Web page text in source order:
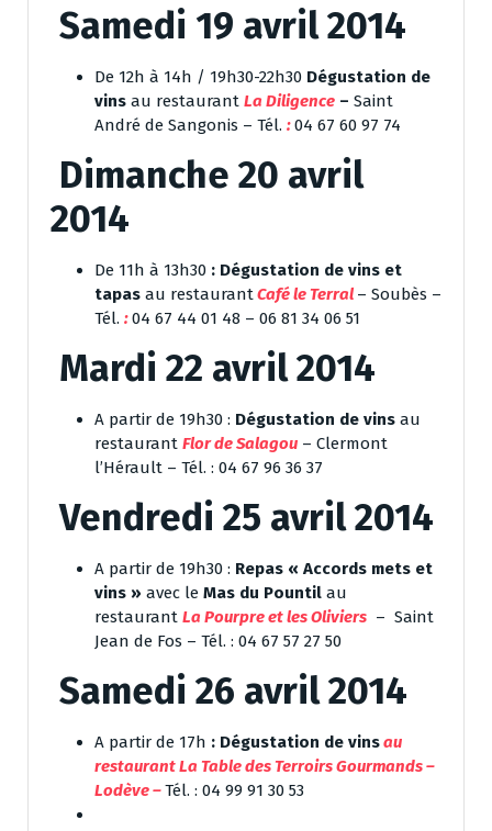
Samedi 19 avril 2014
De 12h à 14h / 19h30-22h30 Dégustation de
vins au restaurant La Diligence – Saint
André de Sangonis – Tél. :04 67 60 97 74
Dimanche 20 avril
2014
De 11h à 13h30 : Dégustation de vins et
tapas au restaurantCafé le Terral – Soubès –
Tél. :04 67 44 01 48 – 06 81 34 06 51
Mardi 22 avril 2014
A partir de 19h30 : Dégustation de vins au
restaurant Flor de Salagou – Clermont
l’Hérault – Tél. : 04 67 96 36 37
Vendredi 25 avril 2014
A partir de 19h30 : Repas « Accords mets et
vins » avec le Mas du Pountil au
restaurant La Pourpre et les Oliviers – Saint
Jean de Fos – Tél. : 04 67 57 27 50
Samedi 26 avril 2014
A partir de 17h : Dégustation de vinsau
restaurantLa Table des Terroirs Gourmands–
Lodève –Tél. : 04 99 91 30 53